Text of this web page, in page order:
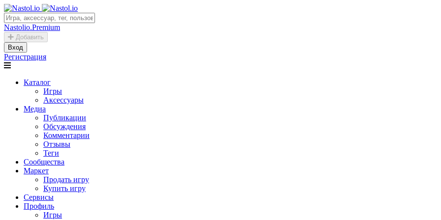
Nastolio.Premium
Добавить
Вход
Регистрация
Каталог
Игры
Аксессуары
Медиа
Публикации
Обсуждения
Комментарии
Отзывы
Теги
Сообщества
Маркет
Продать игру
Купить игру
Сервисы
Профиль
Игры